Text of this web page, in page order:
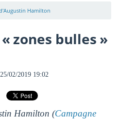
Hamilton
zones bulles »
02/2019 19:02
Hamilton (Campagne